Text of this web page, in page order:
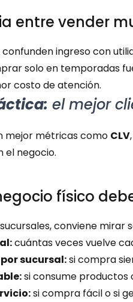
entre vender
ingreso con
solo en temporadas
costo de atención.
el mejor
mejor métricas como CLV
el negocio.
físico
sucursales, conviene
cuántas veces vuelve
sucursal: si compra
si consume productos
si compra fácil o si